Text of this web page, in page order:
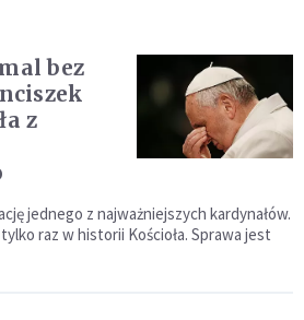
bez
z
jednego z najważniejszych kardynałów.
raz w historii Kościoła. Sprawa jest